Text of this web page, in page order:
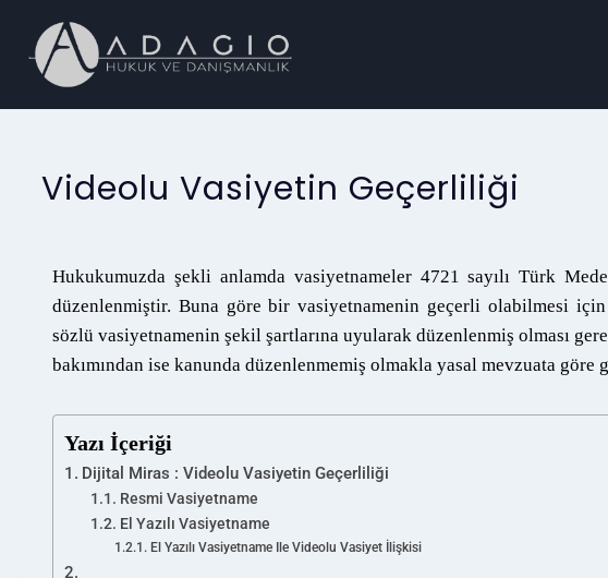
Videolu Vasiyetin Geçerliliği
Hukukumuzda şekli anlamda vasiyetnameler 4721 sayılı Türk
düzenlenmiştir. Buna göre bir vasiyetnamenin geçerli olabilmesi
sözlü vasiyetnamenin şekil şartlarına uyularak düzenlenmiş olması
bakımından ise kanunda düzenlenmemiş olmakla yasal mevzuata
Yazı İçeriği
Dijital Miras : Videolu Vasiyetin Geçerliliği
Resmi Vasiyetname
El Yazılı Vasiyetname
El Yazılı Vasiyetname Ile Videolu Vasiyet İlişkisi